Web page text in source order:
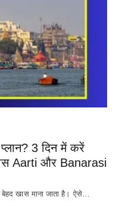
3 दिन में करें
Aarti और Banarasi
खास माना जाता है। ऐसे…